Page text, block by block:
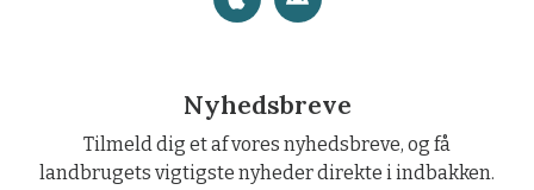
Nyhedsbreve
Tilmeld dig et af vores nyhedsbreve, og få
landbrugets vigtigste nyheder direkte i indbakken.